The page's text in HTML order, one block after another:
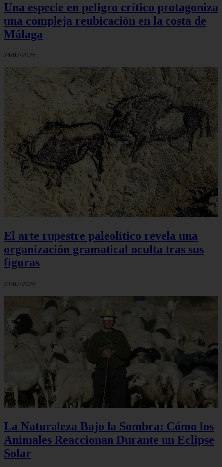
Una especie en peligro crítico protagoniza
una compleja reubicación en la costa de
Málaga
24/07/2026
El arte rupestre paleolítico revela una
organización gramatical oculta tras sus
figuras
23/07/2026
La Naturaleza Bajo la Sombra: Cómo los
Animales Reaccionan Durante un Eclipse
Solar